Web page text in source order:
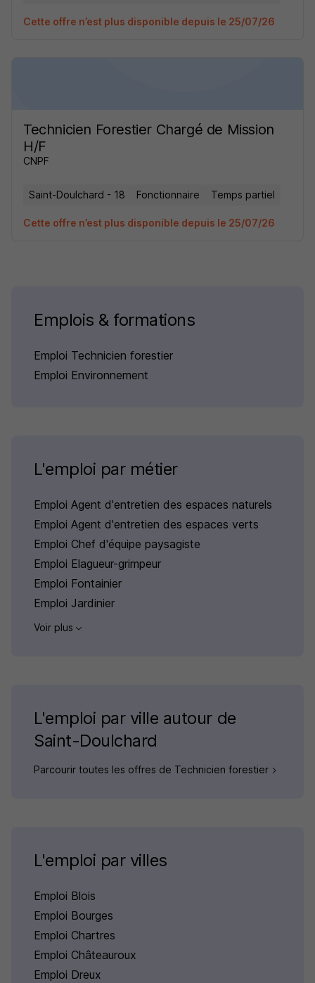
Cette offre n’est plus disponible depuis le 25/07/26
Technicien Forestier Chargé de Mission
H/F
CNPF
Saint-Doulchard - 18 Fonctionnaire Temps partiel
Cette offre n’est plus disponible depuis le 25/07/26
Emplois & formations
Emploi Technicien forestier
Emploi Environnement
L'emploi par métier
Emploi Agent d'entretien des espaces naturels
Emploi Agent d'entretien des espaces verts
Emploi Chef d'équipe paysagiste
Emploi Elagueur-grimpeur
Emploi Fontainier
Emploi Jardinier
Voir plus
L'emploi par ville autour de
Saint-Doulchard
Parcourir toutes les offres de Technicien forestier
L'emploi par villes
Emploi Blois
Emploi Bourges
Emploi Chartres
Emploi Châteauroux
Emploi Dreux